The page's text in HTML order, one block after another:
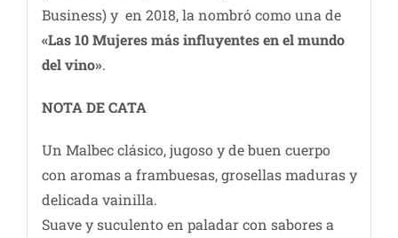
Business) y en 2018, la nombró como una de
«Las 10 Mujeres más influyentes en el mundo
del vino».
NOTA DE CATA
Un Malbec clásico, jugoso y de buen cuerpo
con aromas a frambuesas, grosellas maduras y
delicada vainilla.
Suave y suculento en paladar con sabores a